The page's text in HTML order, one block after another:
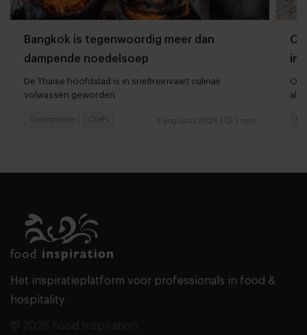
Bangkok is tegenwoordig meer dan
dampende noedelsoep
De Thaise hoofdstad is in sneltreinvaart culinair
volwassen geworden
3 augustus 2026 3 min
Gastronomie Chefs
Het inspiratieplatform voor professionals in food &
hospitality